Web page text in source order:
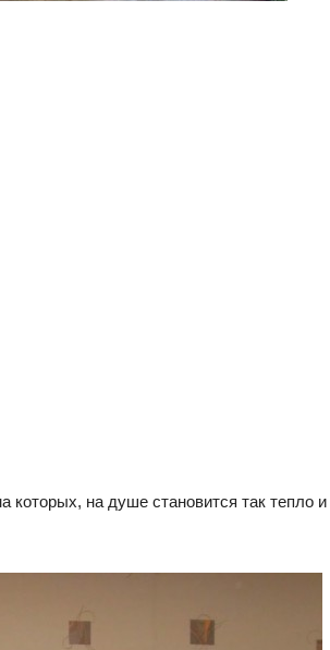
на душе становится так тепло и